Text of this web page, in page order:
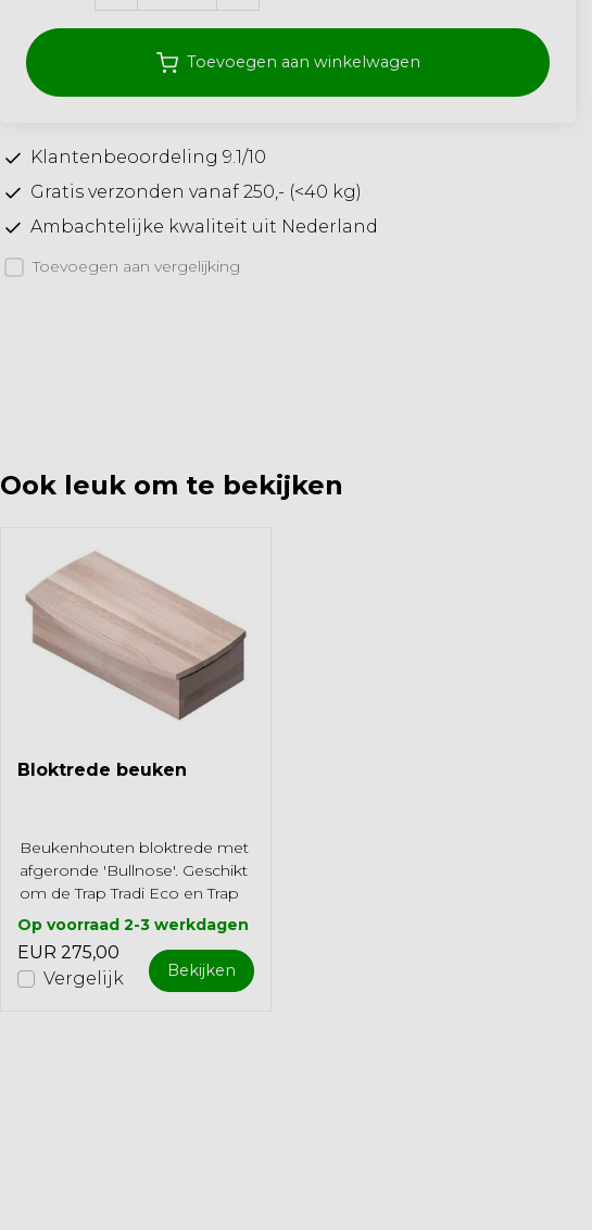
Toevoegen aan winkelwagen
Klantenbeoordeling 9.1/10
Gratis verzonden vanaf 250,- (<40 kg)
Ambachtelijke kwaliteit uit Nederland
Toevoegen aan vergelijking
Ook leuk om te bekijken
Bloktrede beuken
Beukenhouten bloktrede met
afgeronde 'Bullnose'. Geschikt
om de Trap Tradi Eco en Trap
Kyoto op de juiste
hoogtemaat te ...
Op voorraad 2-3 werkdagen
EUR 275,00
Vergelijk
Bekijken